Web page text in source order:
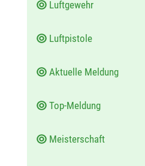
Luftgewehr
Luftpistole
Aktuelle Meldung
Top-Meldung
Meisterschaft